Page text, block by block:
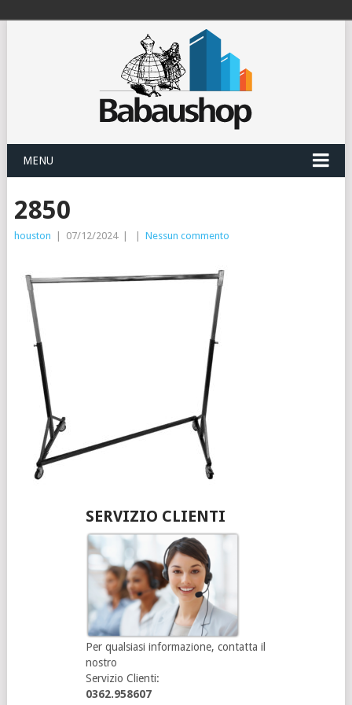
MENU
2850
houston 07/12/2024 Nessun commento
SERVIZIO CLIENTI
Per qualsiasi informazione, contatta il
nostro
Servizio Clienti:
0362.958607